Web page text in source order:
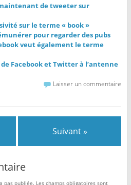
de tweeter sur
sur le terme « book »
pour regarder des pubs
veut également le terme
Facebook et Twitter à l’antenne
Laisser un commentaire
Suivant »
pas publiée. Les champs obligatoires sont